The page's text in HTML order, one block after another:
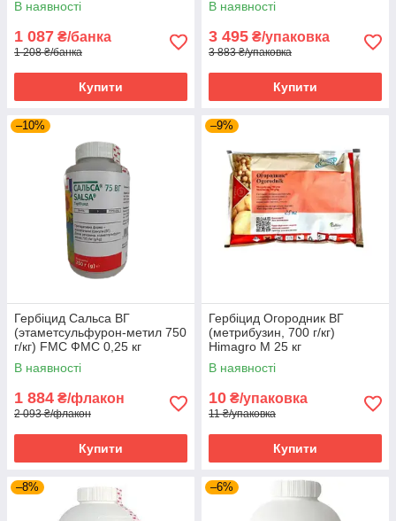
В наявності
1 087 ₴/банка
1 208 ₴/банка
Купити
В наявності
3 495 ₴/упаковка
3 883 ₴/упаковка
Купити
–10%
Гербіцид Сальса ВГ
(этаметсульфурон-метил 750
г/кг) FMC ФМС 0,25 кг
В наявності
1 884 ₴/флакон
2 093 ₴/флакон
Купити
–9%
Гербіцид Огородник ВГ
(метрибузин, 700 г/кг)
Himagro M 25 кг
В наявності
10 ₴/упаковка
11 ₴/упаковка
Купити
–8% –6%